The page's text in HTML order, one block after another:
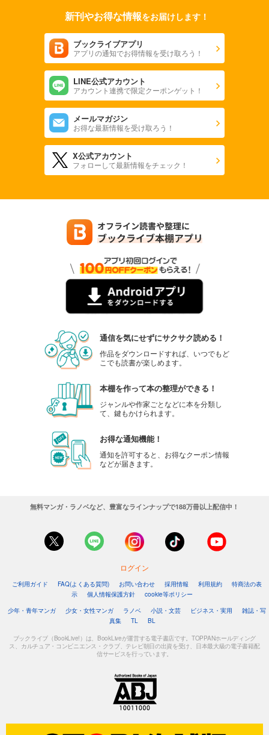
新刊やお得な情報をお届けします！
ブックライブアプリ
アプリの通知でお得情報を受け取ろう！
LINE公式アカウント
アカウント連携で限定クーポンゲット！
メールマガジン
お得な最新情報を受け取ろう！
X公式アカウント
フォローして最新情報をチェック！
通信を気にせずにサクサク読める！
作品をダウンロードすれば、いつでもど
こでも読書が楽しめます。
本棚を作って本の整理ができる！
ジャンルや作家ごとなどに本を分類し
て、鍵もかけられます。
お得な通知機能！
通知を許可すると、お得なクーポン情報
などが届きます。
無料マンガ・ラノベなど、豊富なラインナップで188万冊以上配信中！
ログイン
ご利用ガイド FAQ(よくある質問) お問い合わせ 採用情報 利用規約
特商法の表
示
個人情報保護方針
cookie等ポリシー
少年・青年マンガ
少女・女性マンガ ラノベ 小説・文芸 ビジネス・実用
雑誌・写
真集
TL BL
ブックライブ（BookLive!）は、BookLiveが運営する電子書店です。TOPPANホールディング
ス、カルチュア・コンビニエンス・クラブ、テレビ朝日の出資を受け、日本最大級の電子書籍配
信サービスを行っています。